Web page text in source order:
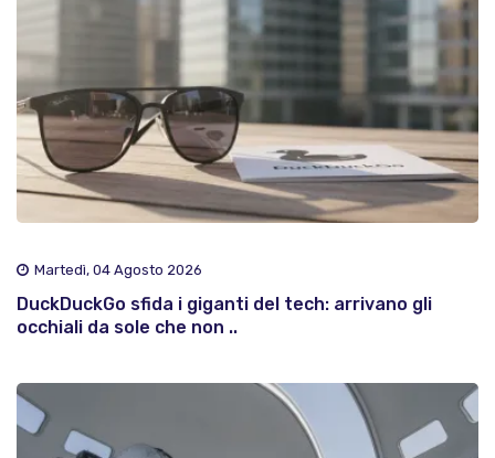
Martedì, 04 Agosto 2026
DuckDuckGo sfida i giganti del tech: arrivano gli
occhiali da sole che non ..